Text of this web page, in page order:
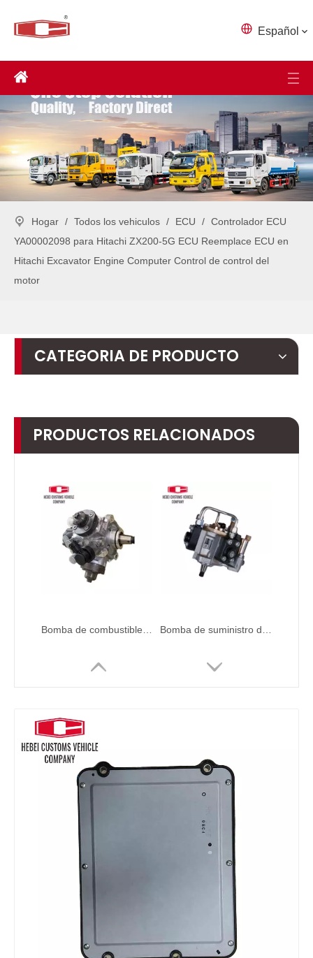
Español
Hogar / Todos los vehiculos / ECU / Controlador ECU
YA00002098 para Hitachi ZX200-5G ECU Reemplace ECU en
Hitachi Excavator Engine Computer Control de control del
motor
CATEGORIA DE PRODUCTO
PRODUCTOS RELACIONADOS